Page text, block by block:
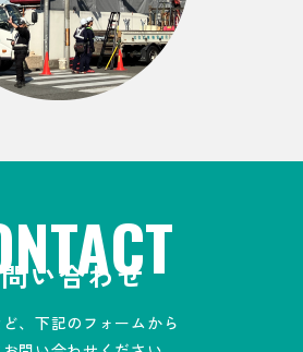
い合わせ
、下記のフォームから